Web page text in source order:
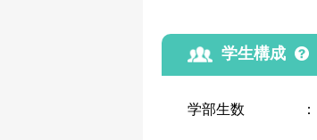
学生構成
学部生数 ：